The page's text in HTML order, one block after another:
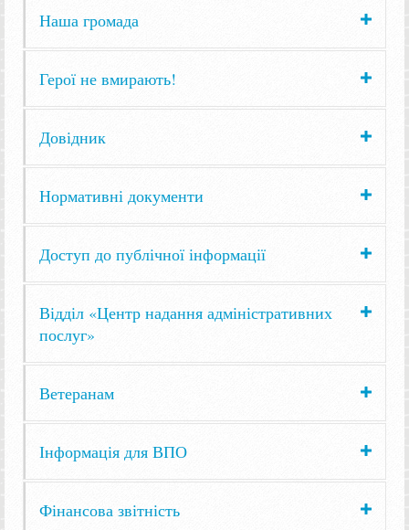
Наша громада
Герої не вмирають!
Довідник
Нормативні документи
Доступ до публічної інформації
Відділ «Центр надання адміністративних
послуг»
Ветеранам
Інформація для ВПО
Фінансова звітність